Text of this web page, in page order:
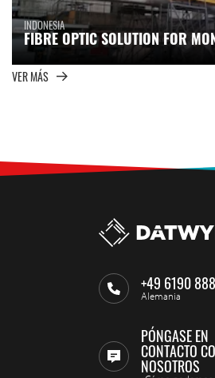
INDONESIA
FIBRE OPTIC SOLUTION FOR
VER MÁS
+49 6190
Alemania
PÓNGASE EN
CONTACTO
NOSOTROS